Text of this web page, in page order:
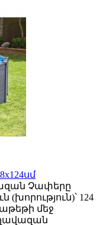
Չափերը
(խորություն)՝ 124
մեջ